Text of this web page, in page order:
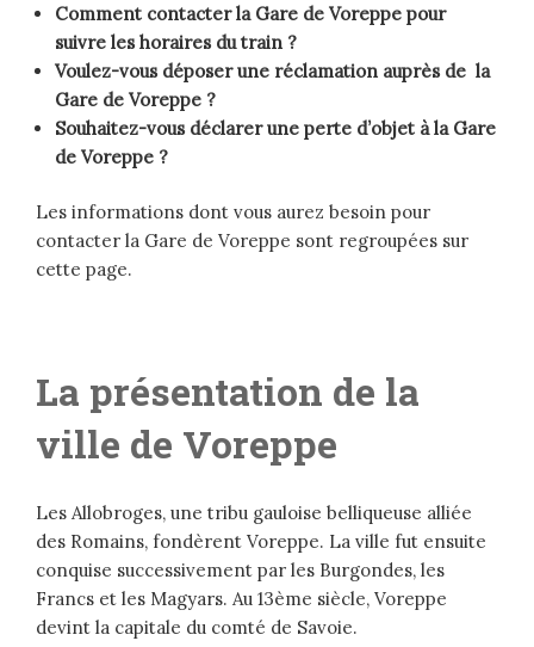
Comment contacter la Gare de Voreppe pour
suivre les horaires du train ?
Voulez-vous déposer une réclamation auprès de la
Gare de Voreppe ?
Souhaitez-vous déclarer une perte d’objet à la Gare
de Voreppe ?
Les informations dont vous aurez besoin pour
contacter la Gare de Voreppe sont regroupées sur
cette page.
La présentation de la
ville de Voreppe
Les Allobroges, une tribu gauloise belliqueuse alliée
des Romains, fondèrent Voreppe. La ville fut ensuite
conquise successivement par les Burgondes, les
Francs et les Magyars. Au 13ème siècle, Voreppe
devint la capitale du comté de Savoie.